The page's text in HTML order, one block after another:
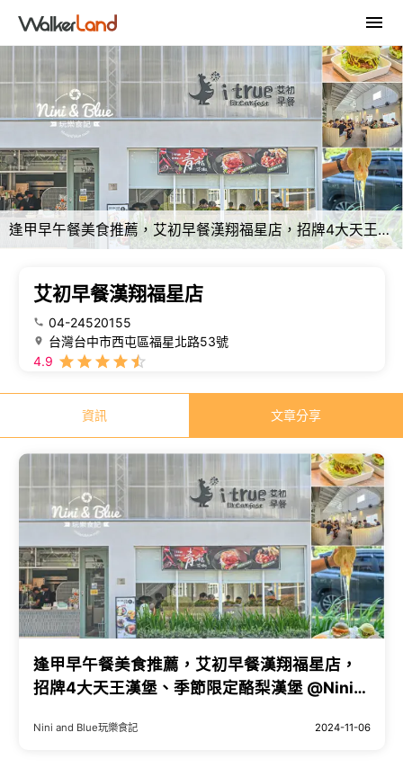
逢甲早午餐美食推薦，艾初早餐漢翔福星店，招牌4大天王漢堡、季節限定酪梨漢堡 @Nini and Blue 玩樂食記
艾初早餐漢翔福星店
04-24520155
台灣台中市西屯區福星北路53號
4.9
資訊 文章分享
逢甲早午餐美食推薦，艾初早餐漢翔福星店，
招牌4大天王漢堡、季節限定酪梨漢堡 @Nini
Nini and Blue玩樂食記 2024-11-06